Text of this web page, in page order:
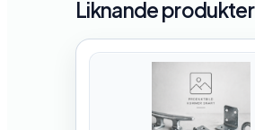
Liknande produkter